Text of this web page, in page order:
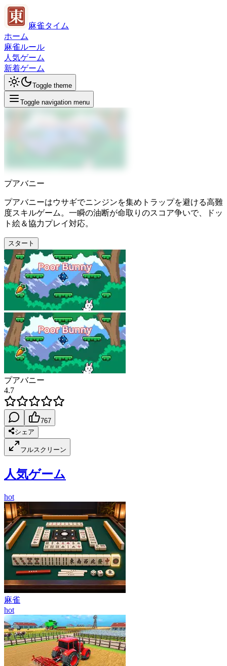
麻雀タイム
ホーム
麻雀ルール
人気ゲーム
新着ゲーム
Toggle theme
Toggle navigation menu
プアバニー
プアバニーはウサギでニンジンを集めトラップを避ける高難
度スキルゲーム。一瞬の油断が命取りのスコア争いで、ドッ
ト絵＆協力プレイ対応。
スタート
プアバニー
4.7
767
シェア
フルスクリーン
人気ゲーム
hot
麻雀
hot